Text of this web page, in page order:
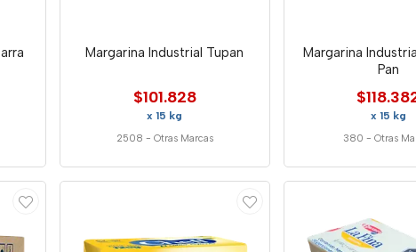
Margarina Industrial Tupan
$101.828
x 15 kg
2508 - Otras Marcas
Margarina
Pan
x 15 kg
380 - Otras